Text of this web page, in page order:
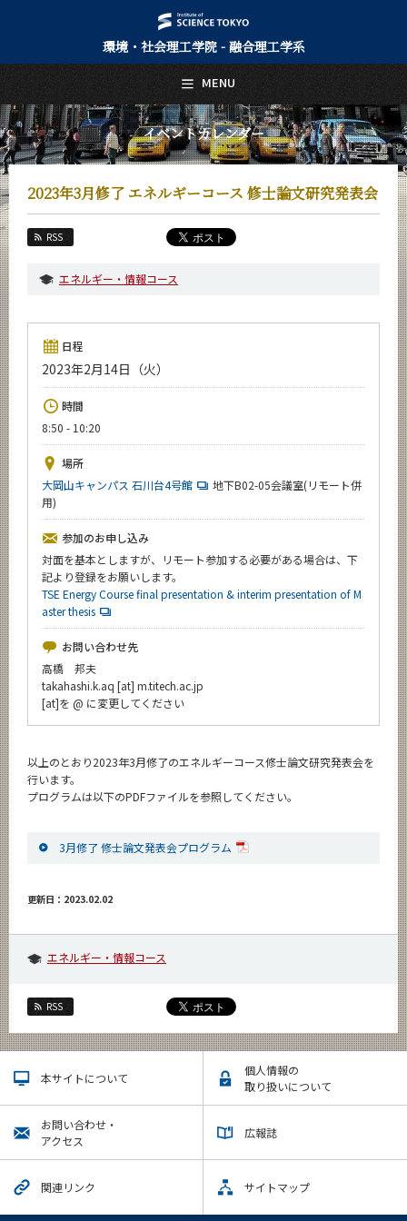
環境・社会理工学院 - 融合理工学系
イベントカレンダー
2023年3月修了 エネルギーコース 修士論文研究発表会
RSS
エネルギー・情報コース
日程
2023年2月14日（火）
時間
8:50 - 10:20
場所
大岡山キャンパス 石川台4号館
地下B02-05会議室(リモート併
用)
参加のお申し込み
対面を基本としますが、リモート参加する必要がある場合は、下
記より登録をお願いします。
TSE Energy Course final presentation & interim presentation of M
aster thesis
お問い合わせ先
高橋 邦夫
takahashi.k.aq [at] m.titech.ac.jp
[at]を @ に変更してください
以上のとおり2023年3月修了のエネルギーコース修士論文研究発表会を
行います。
プログラムは以下のPDFファイルを参照してください。
3月修了 修士論文発表会プログラム
更新日：2023.02.02
エネルギー・情報コース
RSS
本サイトについて
個人情報の
取り扱いについて
お問い合わせ・
アクセス
広報誌
関連リンク サイトマップ
MENU
日本語 English
トップページ
Top Page
融合理工学系について
About Us
Education
入学案内
Admissions
融合理工学系 News
イベントカレンダー
Event Calendar
今後のイベント
今後の課程別イベント
年別アーカイブ
学内向け情報
CLOSE